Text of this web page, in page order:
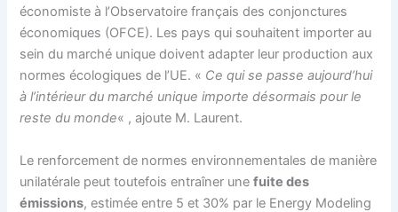
économiste à l’Observatoire français des conjonctures
économiques (OFCE). Les pays qui souhaitent importer au
sein du marché unique doivent adapter leur production aux
normes écologiques de l’UE. « Ce qui se passe aujourd’hui
à l’intérieur du marché unique importe désormais pour le
reste du monde« , ajoute M. Laurent.
Le renforcement de normes environnementales de manière
unilatérale peut toutefois entraîner unefuite des
émissions, estimée entre 5 et 30% par le Energy Modeling